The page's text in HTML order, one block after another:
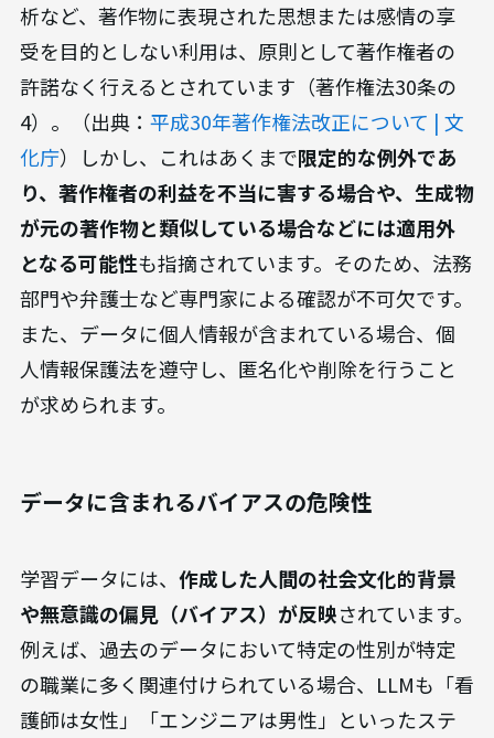
析など、著作物に表現された思想または感情の享
受を目的としない利用は、原則として著作権者の
許諾なく行えるとされています（著作権法30条の
4）。（出典： 平成30年著作権法改正について | 文
化庁）しかし、これはあくまで限定的な例外であ
り、著作権者の利益を不当に害する場合や、生成物
が元の著作物と類似している場合などには適用外
となる可能性も指摘されています。そのため、法務
部門や弁護士など専門家による確認が不可欠です。
また、データに個人情報が含まれている場合、個
人情報保護法を遵守し、匿名化や削除を行うこと
が求められます。
データに含まれるバイアスの危険性
学習データには、 作成した人間の社会文化的背景
や無意識の偏見（バイアス）が反映されています。
例えば、過去のデータにおいて特定の性別が特定
の職業に多く関連付けられている場合、LLMも「看
護師は女性」「エンジニアは男性」といったステ